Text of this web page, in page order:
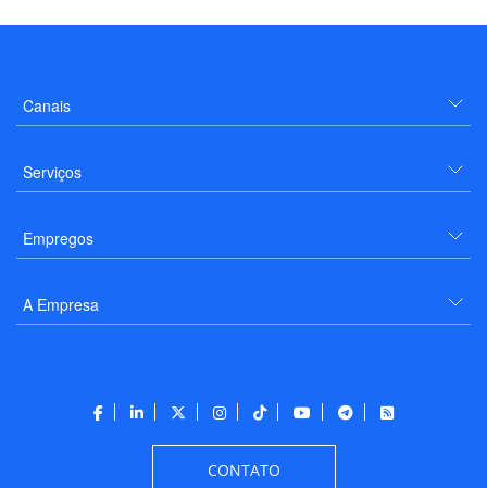
Canais
Serviços
Empregos
A Empresa
CONTATO